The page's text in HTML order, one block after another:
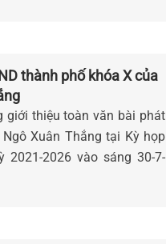
thành phố khóa X của
giới thiệu toàn văn bài phát
Xuân Thắng tại Kỳ họp
2026 vào sáng 30-7-